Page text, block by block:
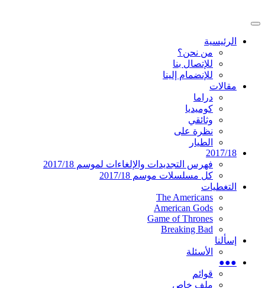
إلى
دليل التلفزيون العربي
موقع عربي متخصص في أخبار ومقالات حول
المسلسلات الأجنبية
القائمة
الرئيسيةالرئيسية
من نحن؟
للإتصال بنا
للإنضمام إلينا
مقالات
دراما
كوميديا
وثائقي
نظرة على
الطيار
2017/18
فهرس التجديدات والإلغاءات لموسم 2017/18
كل مسلسلات موسم 2017/18
التغطيات
The Americans
American Gods
Game of Thrones
Breaking Bad
إسألنا
الأسئلة
●●●
قوائم
ملف خاص